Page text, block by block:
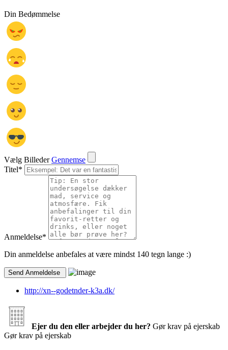
Din Bedømmelse
Vælg Billeder Gennemse
Titel*
Anmeldelse*
Din anmeldelse anbefales at være mindst 140 tegn lange :)
http://xn--godetnder-k3a.dk/
Ejer du den eller arbejder du her? Gør krav på ejerskab
Gør krav på ejerskab